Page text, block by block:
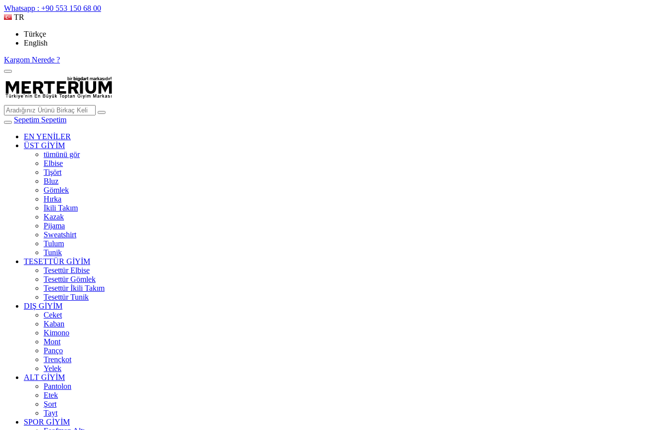
Whatsapp : +90 553 150 68 00
TR
Türkçe
English
Kargom Nerede ?
Sepetim Sepetim
EN YENİLER
ÜST GİYİM
tümünü gör
Elbise
Tişört
Bluz
Gömlek
Hırka
İkili Takım
Kazak
Pijama
Sweatshirt
Tulum
Tunik
TESETTÜR GİYİM
Tesettür Elbise
Tesettür Gömlek
Tesettür İkili Takım
Tesettür Tunik
DIŞ GİYİM
Ceket
Kaban
Kimono
Mont
Panço
Trençkot
Yelek
ALT GİYİM
Pantolon
Etek
Şort
Tayt
SPOR GİYİM